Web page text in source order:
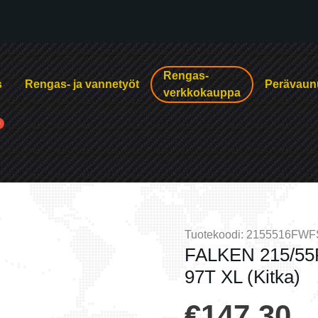
Rengas- ja vannetyöt
Rengas-
verkkokauppa
Tuotekoodi:
FALKEN 215/
97T XL (Kitka)